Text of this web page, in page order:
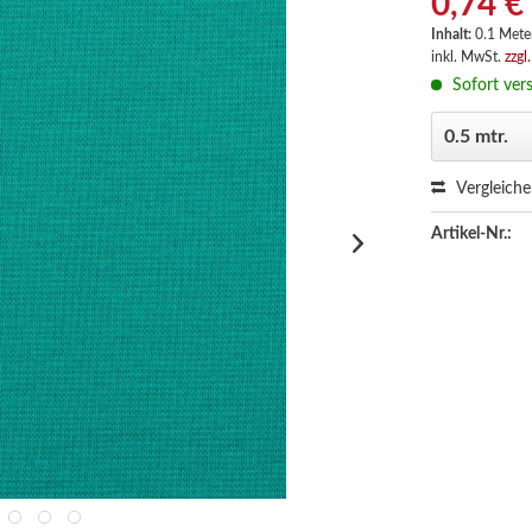
Inhalt:0.1
inkl. MwSt.
Sofort
Artikel-Nr.: